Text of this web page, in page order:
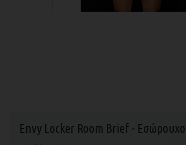
Envy Locker Room Brief -